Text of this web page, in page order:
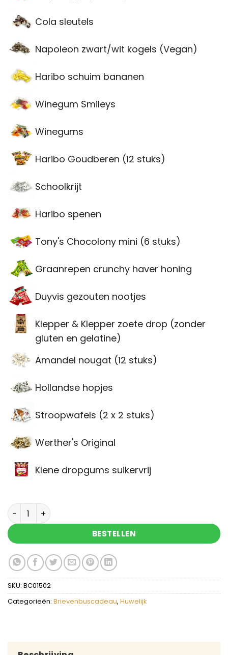
Cola sleutels
Napoleon zwart/wit kogels (Vegan)
Haribo schuim bananen
Winegum Smileys
Winegums
Haribo Goudberen (12 stuks)
Schoolkrijt
Haribo spenen
Tony's Chocolony mini (6 stuks)
Graanrepen crunchy haver honing
Duyvis gezouten nootjes
Klepper & Klepper zoete drop (zonder
gluten en gelatine)
Amandel nougat (12 stuks)
Hollandse hopjes
Stroopwafels (2 x 2 stuks)
Werther's Original
Klene dropgums suikervrij
Brievenbuscadeau wil je mijn getuige zijn?
BESTELLEN
SKU: BC01502
Categorieën: Brievenbuscadeau, Huwelijk